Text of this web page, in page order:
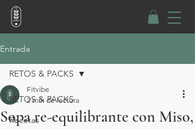
Entrada
RETOS & PACKS
Recetas
RETOS & PACKS
Sopa re-equilibrante con Miso,
Fitvibe
2 min de lectura